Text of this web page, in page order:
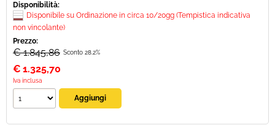
Disponibilità:
Disponibile su Ordinazione in circa 10/20gg (Tempistica indicativa
non vincolante)
Prezzo:
€ 1.845,86 Sconto 28.2%
€ 1.325,70
Iva inclusa